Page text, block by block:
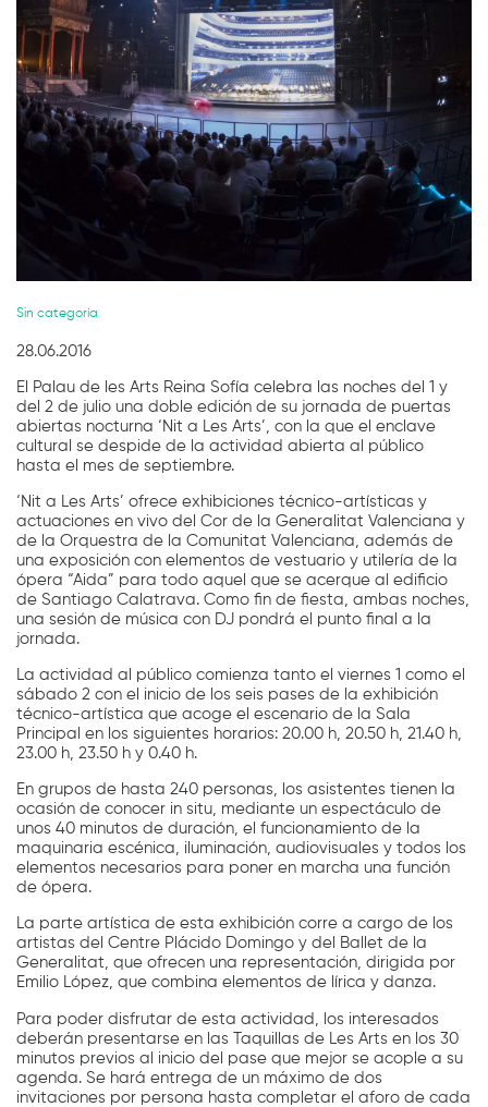
Sin categoría
28.06.2016
El Palau de les Arts Reina Sofía celebra las noches del 1 y
del 2 de julio una doble edición de su jornada de puertas
abiertas nocturna ‘Nit a Les Arts’, con la que el enclave
cultural se despide de la actividad abierta al público
hasta el mes de septiembre.
‘Nit a Les Arts’ ofrece exhibiciones técnico-artísticas y
actuaciones en vivo del Cor de la Generalitat Valenciana y
de la Orquestra de la Comunitat Valenciana, además de
una exposición con elementos de vestuario y utilería de la
ópera “Aida” para todo aquel que se acerque al edificio
de Santiago Calatrava. Como fin de fiesta, ambas noches,
una sesión de música con DJ pondrá el punto final a la
jornada.
La actividad al público comienza tanto el viernes 1 como el
sábado 2 con el inicio de los seis pases de la exhibición
técnico-artística que acoge el escenario de la Sala
Principal en los siguientes horarios: 20.00 h, 20.50 h, 21.40 h,
23.00 h, 23.50 h y 0.40 h.
En grupos de hasta 240 personas, los asistentes tienen la
ocasión de conocer in situ, mediante un espectáculo de
unos 40 minutos de duración, el funcionamiento de la
maquinaria escénica, iluminación, audiovisuales y todos los
elementos necesarios para poner en marcha una función
de ópera.
La parte artística de esta exhibición corre a cargo de los
artistas del Centre Plácido Domingo y del Ballet de la
Generalitat, que ofrecen una representación, dirigida por
Emilio López, que combina elementos de lírica y danza.
Para poder disfrutar de esta actividad, los interesados
deberán presentarse en las Taquillas de Les Arts en los 30
minutos previos al inicio del pase que mejor se acople a su
agenda. Se hará entrega de un máximo de dos
invitaciones por persona hasta completar el aforo de cada